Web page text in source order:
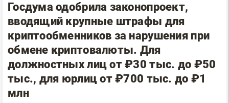
Госдума одобрила законопроект,
вводящий крупные штрафы для
криптообменников за нарушения при
обмене криптовалюты. Для
должностных лиц от ₽30 тыс. до ₽50
тыс., для юрлиц от ₽700 тыс. до ₽1
млн